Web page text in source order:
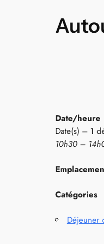
Date/heure
Date(s) – 1
10h30 –
Catégories
Déjeuner